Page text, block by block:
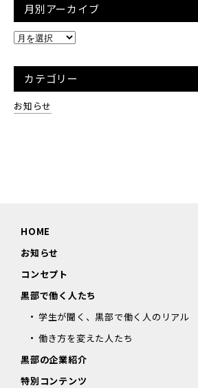
月別アーカイブ
カテゴリー
お知らせ
HOME
お知らせ
コンセプト
黒部で働く人たち
学生が聞く、黒部で働く人のリアル
働き方を変えた人たち
黒部の企業紹介
特別コンテンツ